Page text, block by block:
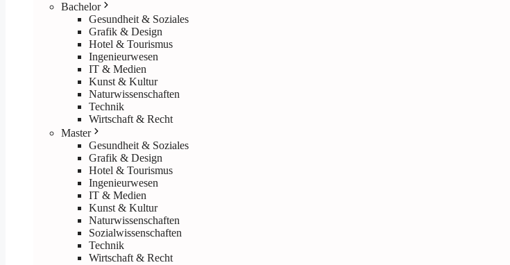
Bachelor
Gesundheit & Soziales
Grafik & Design
Hotel & Tourismus
Ingenieurwesen
IT & Medien
Kunst & Kultur
Naturwissenschaften
Technik
Wirtschaft & Recht
Master
Gesundheit & Soziales
Grafik & Design
Hotel & Tourismus
Ingenieurwesen
IT & Medien
Kunst & Kultur
Naturwissenschaften
Sozialwissenschaften
Technik
Wirtschaft & Recht